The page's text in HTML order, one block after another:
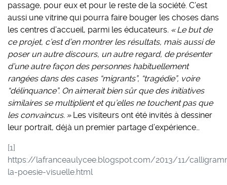
passage, pour eux et pour le reste de la société. C’est
aussi une vitrine qui pourra faire bouger les choses dans
les centres d’accueil, parmi les éducateurs. « Le but de
ce projet, c’est d’en montrer les résultats, mais aussi de
poser un autre discours, un autre regard, de présenter
d’une autre façon des personnes habituellement
rangées dans des cases “migrants”, “tragédie”, voire
“délinquance”. On aimerait bien sûr que des initiatives
similaires se multiplient et qu’elles ne touchent pas que
les convaincus. »Les visiteurs ont été invités à dessiner
leur portrait, déjà un premier partage d’expérience…
[1]
https://lafranceaulycee.blogspot.com/2013/11/
la-poesie-visuelle.html